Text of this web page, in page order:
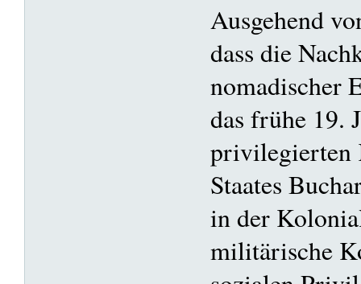
Ausgehend
dass die
nomadischer
das frühe 19.
privilegierten
Staates
in der
militärische